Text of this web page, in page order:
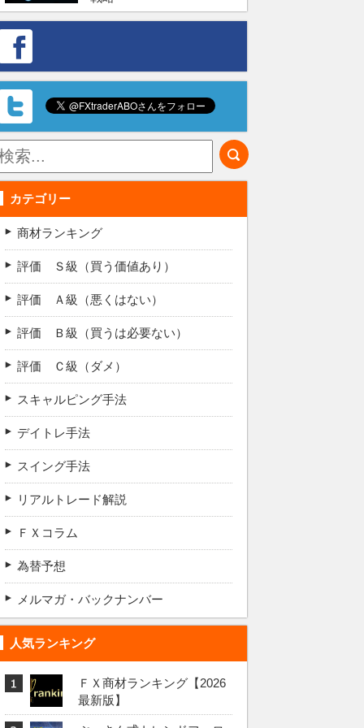
カテゴリー
商材ランキング
評価 Ｓ級（買う価値あり）
評価 Ａ級（悪くはない）
評価 Ｂ級（買うは必要ない）
評価 Ｃ級（ダメ）
スキャルピング手法
デイトレ手法
スイング手法
リアルトレード解説
ＦＸコラム
為替予想
メルマガ・バックナンバー
人気ランキング
ＦＸ商材ランキング【2026
最新版】